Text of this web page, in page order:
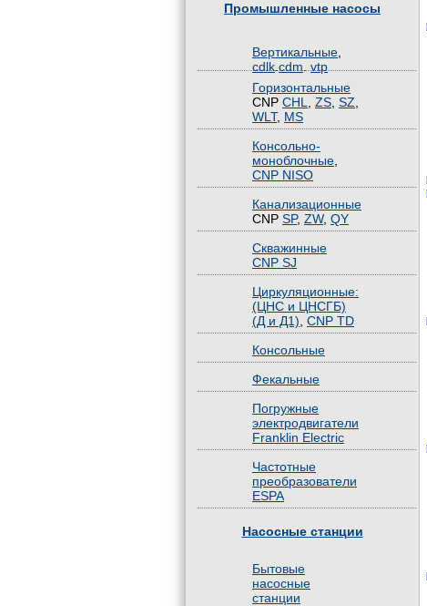
Промышленные насосы
Вертикальные
cdlk cdm vtp
Горизонтальные
CNP CHL ZS SZ
WLT, MS
Консольно-
моноблочные
CNP NISO
Канализационные
CNP SP, ZW, QY
Скважинные
CNP SJ
Циркуляционные:
(ЦНС и ЦНСГБ)
(Д и Д1) CNP TD
Консольные
Фекальные
Погружные
электродвигатели
Franklin Electric
Частотные
преобразователи
ESPA
Насосные станции
Бытовые
насосные
станции